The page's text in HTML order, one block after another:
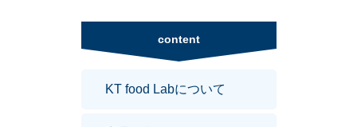
content
KT food Labについて